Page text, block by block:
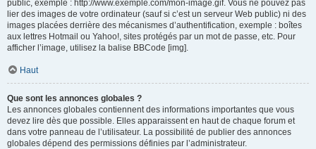
public, exemple : http://www.exemple.com/mon-image.gif. Vous ne pouvez pas
lier des images de votre ordinateur (sauf si c’est un serveur Web public) ni des
images placées derrière des mécanismes d’authentification, exemple : boîtes
aux lettres Hotmail ou Yahoo!, sites protégés par un mot de passe, etc. Pour
afficher l’image, utilisez la balise BBCode [img].
Haut
Que sont les annonces globales ?
Les annonces globales contiennent des informations importantes que vous
devez lire dès que possible. Elles apparaissent en haut de chaque forum et
dans votre panneau de l’utilisateur. La possibilité de publier des annonces
globales dépend des permissions définies par l’administrateur.